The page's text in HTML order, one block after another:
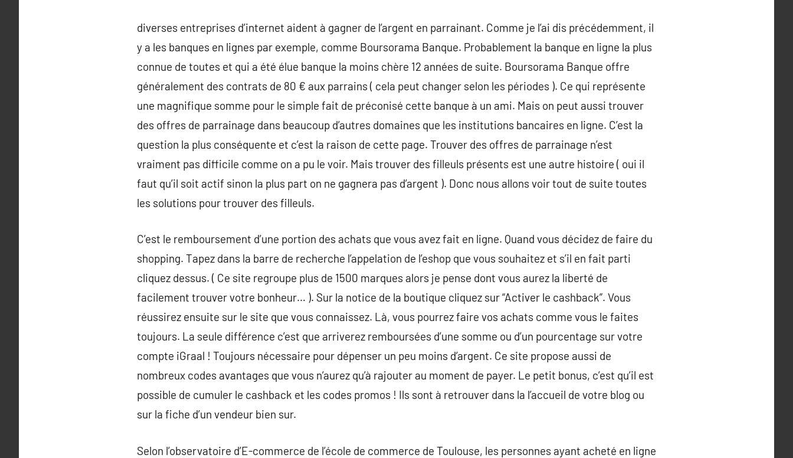
diverses entreprises d’internet aident à gagner de l’argent en parrainant. Comme je l’ai dis précédemment, il
y a les banques en lignes par exemple, comme Boursorama Banque. Probablement la banque en ligne la plus
connue de toutes et qui a été élue banque la moins chère 12 années de suite. Boursorama Banque offre
généralement des contrats de 80 € aux parrains ( cela peut changer selon les périodes ). Ce qui représente
une magnifique somme pour le simple fait de préconisé cette banque à un ami. Mais on peut aussi trouver
des offres de parrainage dans beaucoup d’autres domaines que les institutions bancaires en ligne. C’est la
question la plus conséquente et c’est la raison de cette page. Trouver des offres de parrainage n’est
vraiment pas difficile comme on a pu le voir. Mais trouver des filleuls présents est une autre histoire ( oui il
faut qu’il soit actif sinon la plus part on ne gagnera pas d’argent ). Donc nous allons voir tout de suite toutes
les solutions pour trouver des filleuls.
C’est le remboursement d’une portion des achats que vous avez fait en ligne. Quand vous décidez de faire du
shopping. Tapez dans la barre de recherche l’appelation de l’eshop que vous souhaitez et s’il en fait parti
cliquez dessus. ( Ce site regroupe plus de 1500 marques alors je pense dont vous aurez la liberté de
facilement trouver votre bonheur… ). Sur la notice de la boutique cliquez sur “Activer le cashback”. Vous
réussirez ensuite sur le site que vous connaissez. Là, vous pourrez faire vos achats comme vous le faites
toujours. La seule différence c’est que arriverez remboursées d’une somme ou d’un pourcentage sur votre
compte iGraal ! Toujours nécessaire pour dépenser un peu moins d’argent. Ce site propose aussi de
nombreux codes avantages que vous n’aurez qu’à rajouter au moment de payer. Le petit bonus, c’est qu’il est
possible de cumuler le cashback et les codes promos ! Ils sont à retrouver dans la l’accueil de votre blog ou
sur la fiche d’un vendeur bien sur.
Selon l’observatoire d’E-commerce de l’école de commerce de Toulouse, les personnes ayant acheté en ligne